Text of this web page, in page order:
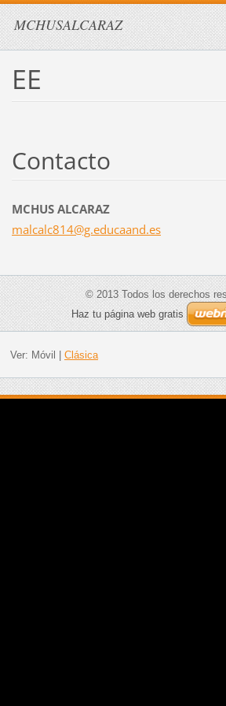
MCHUSALCARAZ
EE
Contacto
MCHUS ALCARAZ
malcalc814@g.educaand.es
© 2013 Todos los derechos
Haz tu página web gratis
Ver: Móvil Clásica